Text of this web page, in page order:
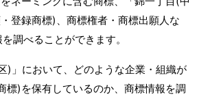
登録商標)、商標権者・商標出願人な
調べることができます。
)」において、どのような企業・組織が
標)を保有しているのか、商標情報を調